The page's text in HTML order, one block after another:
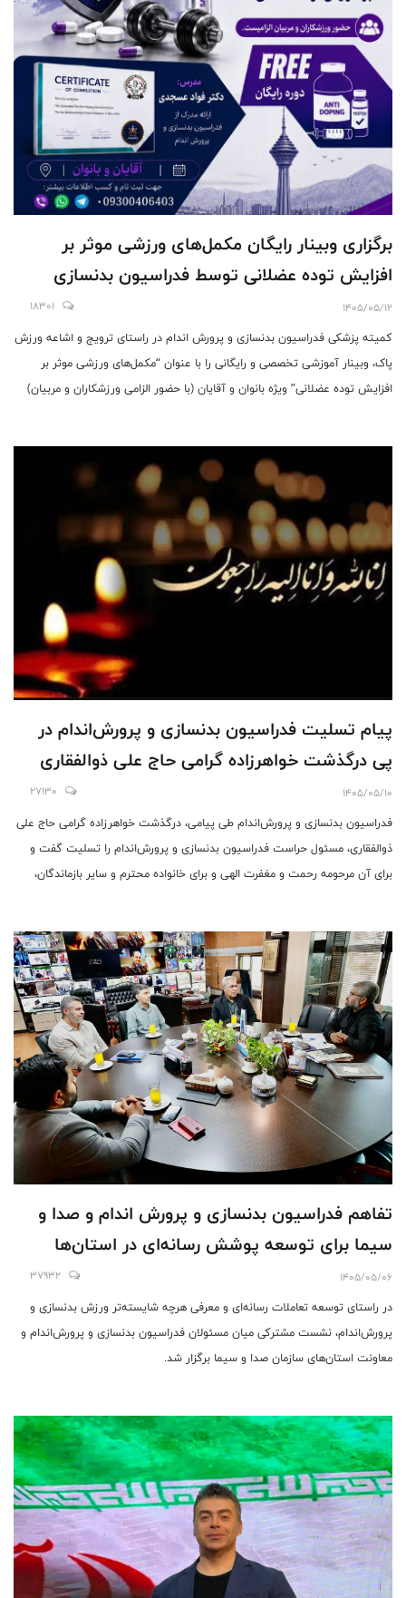
برگزاری وبینار رایگان مکمل‌های ورزشی موثر بر
افزایش توده عضلانی توسط فدراسیون بدنسازی
1405/05/12
18301
کمیته پزشکی فدراسیون بدنسازی و پرورش اندام در راستای ترویج و اشاعه ورزش
پاک، وبینار آموزشی تخصصی و رایگانی را با عنوان “مکمل‌های ورزشی موثر بر
افزایش توده عضلانی” ویژه بانوان و آقایان (با حضور الزامی ورزشکاران و مربیان)
پیام تسلیت فدراسیون بدنسازی و پرورش‌اندام در
پی درگذشت خواهرزاده گرامی حاج علی ذوالفقاری
1405/05/10
27130
فدراسیون بدنسازی و پرورش‌اندام طی پیامی، درگذشت خواهرزاده گرامی حاج علی
ذوالفقاری، مسئول حراست فدراسیون بدنسازی و پرورش‌اندام را تسلیت گفت و
برای آن مرحومه رحمت و مغفرت الهی و برای خانواده محترم و سایر بازماندگان،
تفاهم فدراسیون بدنسازی و پرورش اندام و صدا و
سیما برای توسعه پوشش رسانه‌ای در استان‌ها
1405/05/06
37932
در راستای توسعه تعاملات رسانه‌ای و معرفی هرچه شایسته‌تر ورزش بدنسازی و
پرورش‌اندام، نشست مشترکی میان مسئولان فدراسیون بدنسازی و پرورش‌اندام و
معاونت استان‌های سازمان صدا و سیما برگزار شد.